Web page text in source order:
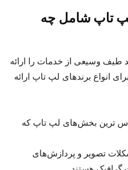
تاپ شامل چه
طیف وسیعی از خدمات را ارائه
انواع برندهای لپ‌ تاپ ارائه
ترین بخش‌های لپ‌ تاپ که
تصویر و پردازش‌های